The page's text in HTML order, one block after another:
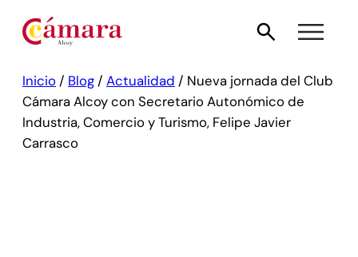
Inicio / Blog / Actualidad / Nueva jornada del Club
Cámara Alcoy con Secretario Autonómico de
Industria, Comercio y Turismo, Felipe Javier
Carrasco